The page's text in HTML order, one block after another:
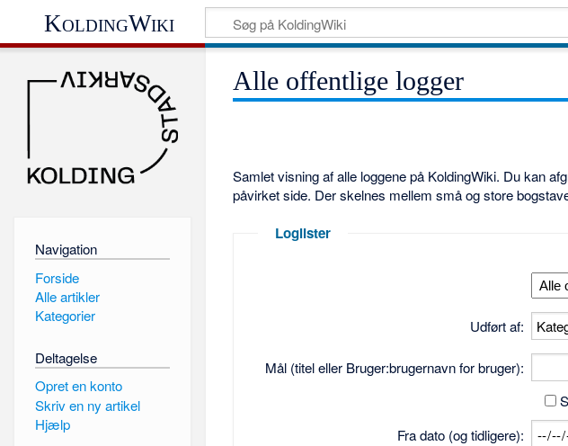
KoldingWiki
Alle offentlige logger
Samlet visning af alle loggene på KoldingWiki. Du kan
påvirket side. Der skelnes mellem små og store
Loglister
Udført af:
Mål (titel eller Bruger:brugernavn for bruger):
Fra dato (og tidligere):
Navigation
Forside
Alle artikler
Kategorier
Deltagelse
Opret en konto
Skriv en ny artikel
Hjælp